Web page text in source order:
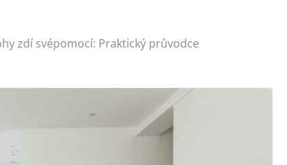
zdí svépomocí: Praktický průvodce